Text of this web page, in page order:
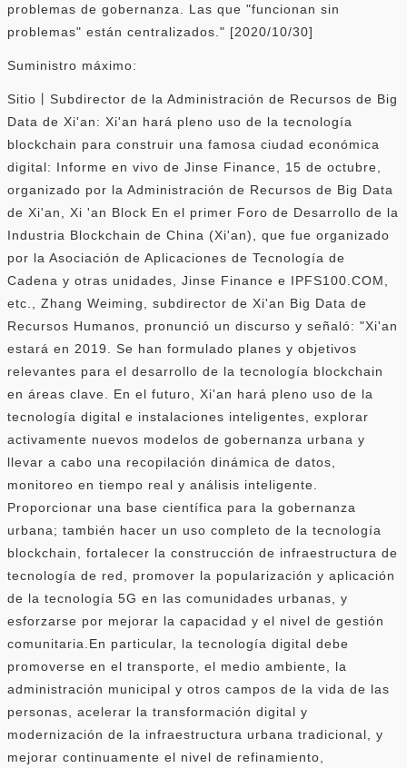
problemas de gobernanza. Las que "funcionan sin
problemas" están centralizados." [2020/10/30]
Suministro máximo:
Sitio丨Subdirector de la Administración de Recursos de Big
Data de Xi'an: Xi'an hará pleno uso de la tecnología
blockchain para construir una famosa ciudad económica
digital: Informe en vivo de Jinse Finance, 15 de octubre,
organizado por la Administración de Recursos de Big Data
de Xi'an, Xi 'an Block En el primer Foro de Desarrollo de la
Industria Blockchain de China (Xi'an), que fue organizado
por la Asociación de Aplicaciones de Tecnología de
Cadena y otras unidades, Jinse Finance e IPFS100.COM,
etc., Zhang Weiming, subdirector de Xi'an Big Data de
Recursos Humanos, pronunció un discurso y señaló: "Xi'an
estará en 2019. Se han formulado planes y objetivos
relevantes para el desarrollo de la tecnología blockchain
en áreas clave. En el futuro, Xi'an hará pleno uso de la
tecnología digital e instalaciones inteligentes, explorar
activamente nuevos modelos de gobernanza urbana y
llevar a cabo una recopilación dinámica de datos,
monitoreo en tiempo real y análisis inteligente.
Proporcionar una base científica para la gobernanza
urbana; también hacer un uso completo de la tecnología
blockchain, fortalecer la construcción de infraestructura de
tecnología de red, promover la popularización y aplicación
de la tecnología 5G en las comunidades urbanas, y
esforzarse por mejorar la capacidad y el nivel de gestión
comunitaria.En particular, la tecnología digital debe
promoverse en el transporte, el medio ambiente, la
administración municipal y otros campos de la vida de las
personas, acelerar la transformación digital y
modernización de la infraestructura urbana tradicional, y
mejorar continuamente el nivel de refinamiento,